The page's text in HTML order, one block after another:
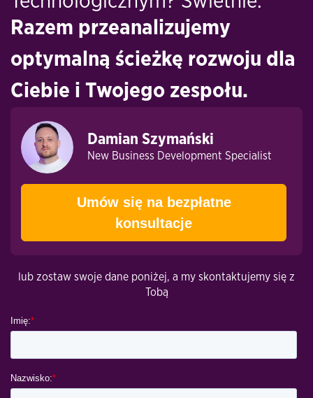
Razem przeanalizujemy
optymalną ścieżkę rozwoju dla
Ciebie i Twojego zespołu.
Damian Szymański
New Business Development Specialist
Umów się na bezpłatne
konsultacje
lub zostaw swoje dane poniżej, a my skontaktujemy się z
Tobą